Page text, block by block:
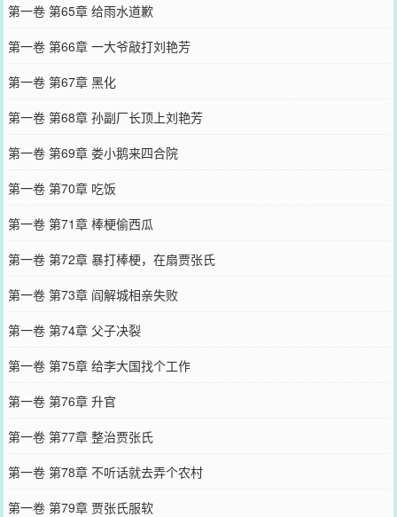
第一卷 第65章 给雨水道歉
第一卷 第66章 一大爷敲打刘艳芳
第一卷 第67章 黑化
第一卷 第68章 孙副厂长顶上刘艳芳
第一卷 第69章 娄小鹅来四合院
第一卷 第70章 吃饭
第一卷 第71章 棒梗偷西瓜
第一卷 第72章 暴打棒梗，在扇贾张氏
第一卷 第73章 阎解城相亲失败
第一卷 第74章 父子决裂
第一卷 第75章 给李大国找个工作
第一卷 第76章 升官
第一卷 第77章 整治贾张氏
第一卷 第78章 不听话就去弄个农村
第一卷 第79章 贾张氏服软